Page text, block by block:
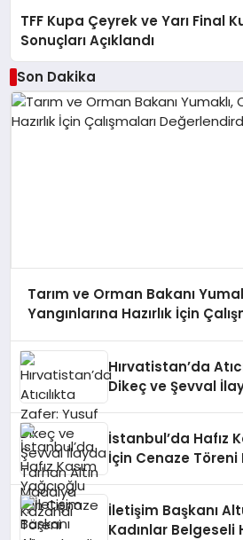
TFF Kupa Çeyrek ve Yarı Final
Sonuçları Açıklandı
Son Dakika
Tarım ve Orman Bakanı
Yangınlarına Hazırlık İçin
Hırvatistan’da
Dikeç ve Şevval
İstanbul’da Hafız
İçin Cenaze Töreni
İletişim Başkanı
Kadınlar Belgeseli